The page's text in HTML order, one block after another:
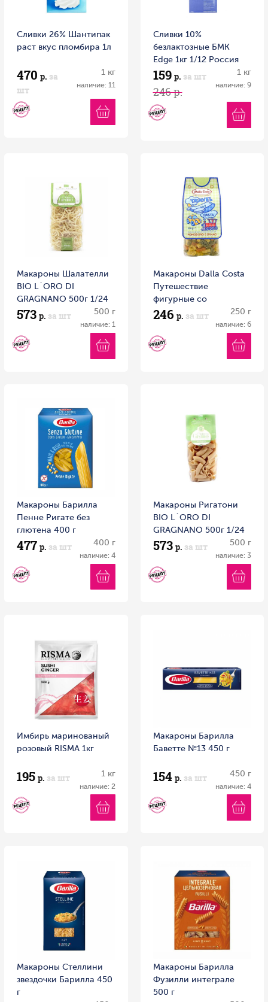
Сливки 26% Шантипак
раст вкус пломбира 1л
470 р. за
шт
1 кг
наличие: 11
Сливки 10%
безлактозные БМК
Edge 1кг 1/12 Россия
159 р. за шт
246 р.
1 кг
наличие: 9
Макароны Шалателли
BIO L`ORO DI
GRAGNANO 500г 1/24
Италия
573 р. за шт 500 г
наличие: 1
Макароны Dalla Costa
Путешествие
фигурные со
шпинатом и томатом
без яиц 250 г
246 р. за шт 250 г
наличие: 6
Макароны Барилла
Пенне Ригате без
глютена 400 г
477 р. за шт 400 г
наличие: 4
Макароны Ригатони
BIO L`ORO DI
GRAGNANO 500г 1/24
Италия
573 р. за шт 500 г
наличие: 3
Имбирь маринованый
розовый RISMA 1кг
195 р. за шт 1 кг
наличие: 2
Макароны Барилла
Баветте №13 450 г
154 р. за шт 450 г
наличие: 4
Макароны Стеллини
звездочки Барилла 450
г
Макароны Барилла
Фузилли интеграле
500 г